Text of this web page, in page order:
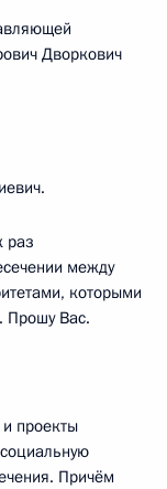
Дворкович
раз
между
которыми
Прошу Вас.
проекты
Причём